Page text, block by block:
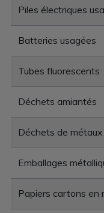
Piles électriques
Batteries usagées
Tubes fluorescents
Déchets amiantés
Déchets de
Emballages
Papiers cartons en